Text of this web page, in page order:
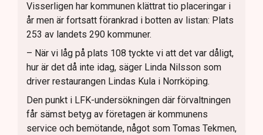
Visserligen har kommunen klättrat tio placeringar i
år men är fortsatt förankrad i botten av listan: Plats
253 av landets 290 kommuner.
– När vi låg på plats 108 tyckte vi att det var dåligt,
hur är det då inte idag, säger Linda Nilsson som
driver restaurangen Lindas Kula i Norrköping.
Den punkt i LFK-undersökningen där förvaltningen
får sämst betyg av företagen är kommunens
service och bemötande, något som Tomas Tekmen,